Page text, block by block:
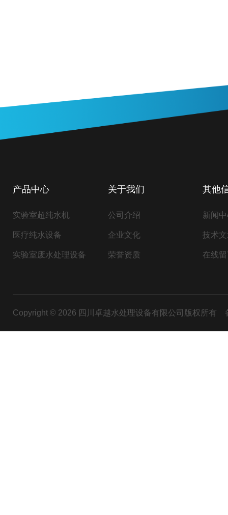
产品中心
实验室超纯水机
医疗纯水设备
实验室废水处理设备
关于我们
公司介绍
企业文化
荣誉资质
其他
新闻
技术
在线
Copyright © 2026 四川卓越水处理设备有限公司版权所有